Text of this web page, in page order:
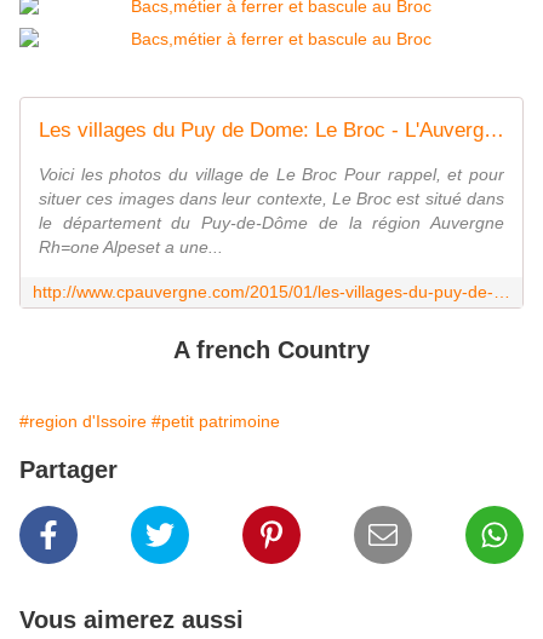
Les villages du Puy de Dome: Le Broc - L'Auvergne Vue par Papou Poustache
Voici les photos du village de Le Broc Pour rappel, et pour
situer ces images dans leur contexte, Le Broc est situé dans
le département du Puy-de-Dôme de la région Auvergne
Rh=one Alpeset a une...
A french Country
#region d'Issoire #petit patrimoine
Partager
Vous aimerez aussi